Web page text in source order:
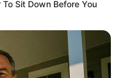
Better
Sit Down Before You